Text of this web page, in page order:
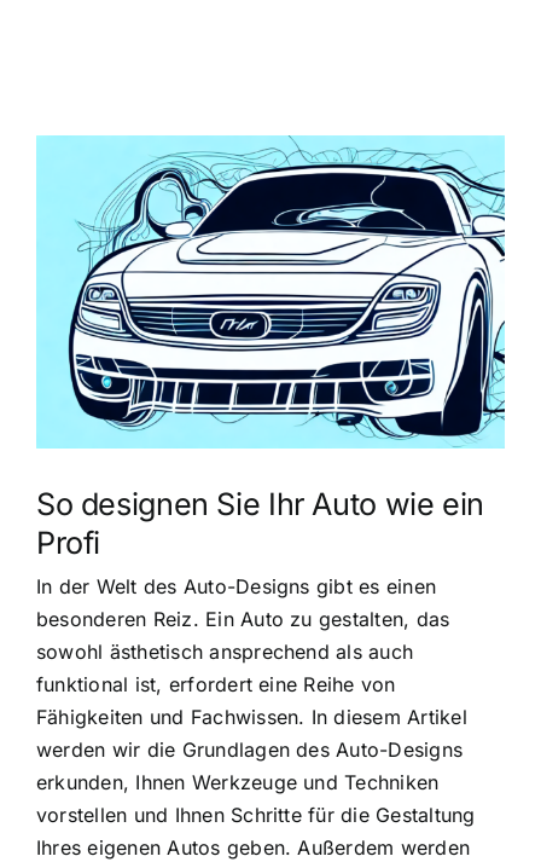
grösseres
So designen Sie Ihr Auto wie ein
Profi
In der Welt des Auto-Designs gibt es einen
besonderen Reiz. Ein Auto zu gestalten, das
sowohl ästhetisch ansprechend als auch
funktional ist, erfordert eine Reihe von
Fähigkeiten und Fachwissen. In diesem Artikel
werden wir die Grundlagen des Auto-Designs
erkunden, Ihnen Werkzeuge und Techniken
vorstellen und Ihnen Schritte für die Gestaltung
Ihres eigenen Autos geben. Außerdem werden